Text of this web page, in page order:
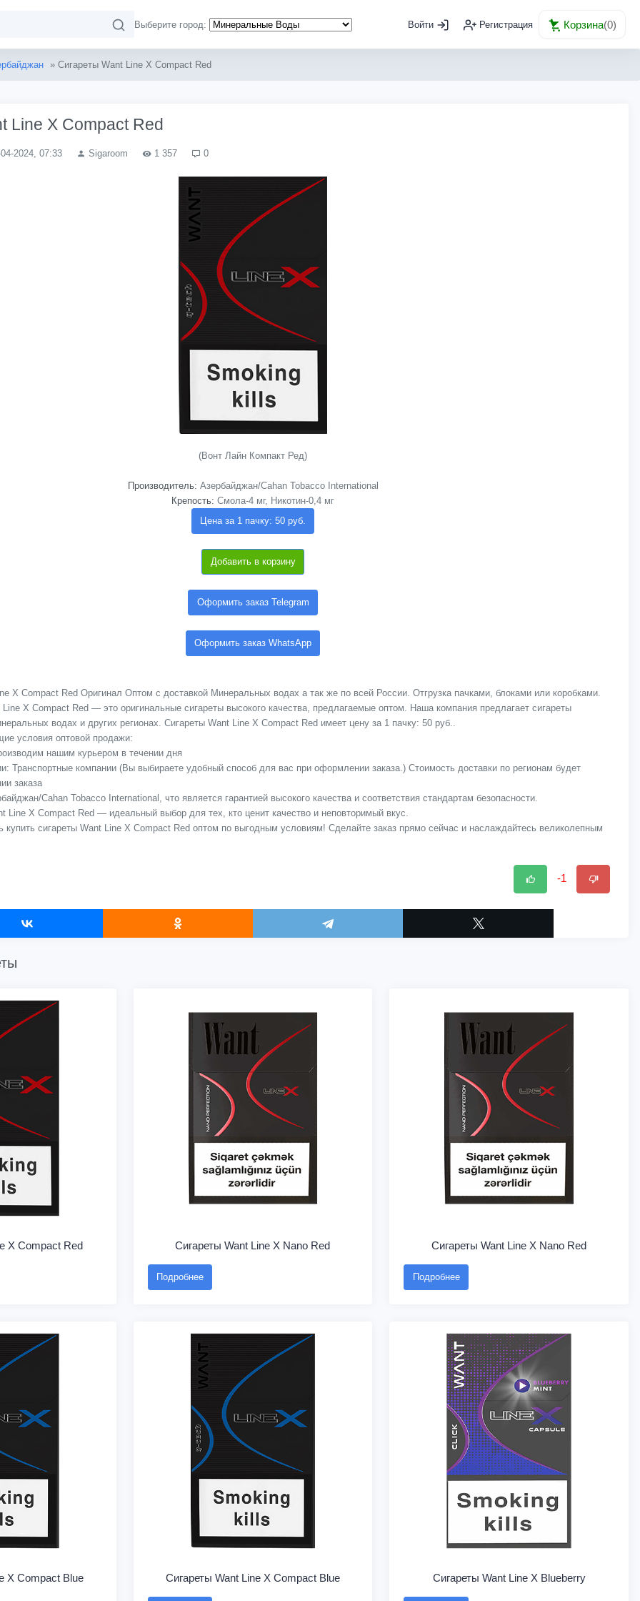
Выберите город: Войти Регистрация Корзина(0)
» Сигареты Want Line X Compact Red
Line X Compact Red
2024, 07:33 Sigaroom 1 357 0
(Вонт Лайн Компакт Ред)
Производитель: Азербайджан/Cahan Tobacco International
Крепость: Смола-4 мг, Никотин-0,4 мг
Цена за 1 пачку: 50 руб.
Добавить в корзину
Оформить заказ Telegram
Оформить заказ WhatsApp
X Compact Red Оригинал Оптом с доставкой Минеральных водах а так же по всей России. Отгрузка пачками, блоками или коробками.
X Compact Red — это оригинальные сигареты высокого качества, предлагаемые оптом. Наша компания предлагает сигареты
водах и других регионах. Сигареты Want Line X Compact Red имеет цену за 1 пачку: 50 руб..
условия оптовой продажи:
нашим курьером в течении дня
Транспортные компании (Вы выбираете удобный способ для вас при оформлении заказа.) Стоимость доставки по регионам будет
заказа
Cahan Tobacco International, что является гарантией высокого качества и соответствия стандартам безопасности.
Line X Compact Red — идеальный выбор для тех, кто ценит качество и неповторимый вкус.
купить сигареты Want Line X Compact Red оптом по выгодным условиям! Сделайте заказ прямо сейчас и наслаждайтесь великолепным
-1
X Compact Red Сигареты Want Line X Nano Red
Подробнее
Сигареты Want Line X Nano Red
Подробнее
X Compact Blue Сигареты Want Line X Compact Blue Сигареты Want Line X Blueberry